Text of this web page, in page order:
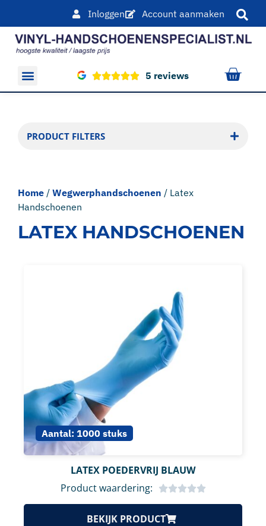
Inloggen Account aanmaken
5 reviews
PRODUCT FILTERS
Home / Wegwerphandschoenen / Latex
Handschoenen
LATEX HANDSCHOENEN
Aantal: 1000 stuks
LATEX POEDERVRIJ BLAUW
Product waardering:
BEKIJK PRODUCT